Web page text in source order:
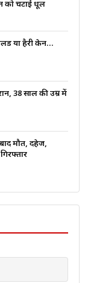
को चटाई धूल
या हैरी केन…
38 साल की उम्र में
मौत, दहेज,